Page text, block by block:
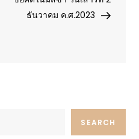
ธันวาคม ค.ศ.2023
SEARCH